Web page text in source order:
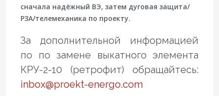
сначала надёжный ВЭ, затем дуговая защита/
РЗА/телемеханика по проекту.
За дополнительной информацией
по по замене выкатного элемента
КРУ-2-10 (ретрофит) обращайтесь:
inbox@proekt-energo.com